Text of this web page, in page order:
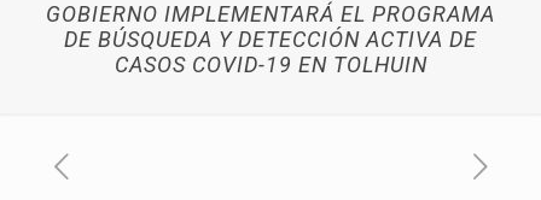
GOBIERNO IMPLEMENTARÁ EL PROGRAMA
DE BÚSQUEDA Y DETECCIÓN ACTIVA DE
CASOS COVID-19 EN TOLHUIN